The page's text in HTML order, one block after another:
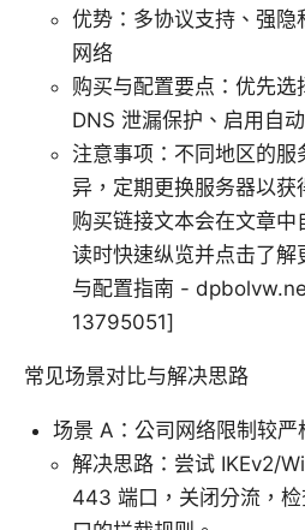
优势：多协议支持、强
网络
购买与配置要点：优先选
DNS 泄漏保护、启用自
注意事项：不同地区的
异，定期更换服务器以获
购买链接文本会在文章中
读时快速纵览并点击了
与配置指南 -
13795051]
常见场景对比与解决思路
场景 A：公司网络限制较
解决思路：尝试 IKEv2/
443 端口，关闭分流，